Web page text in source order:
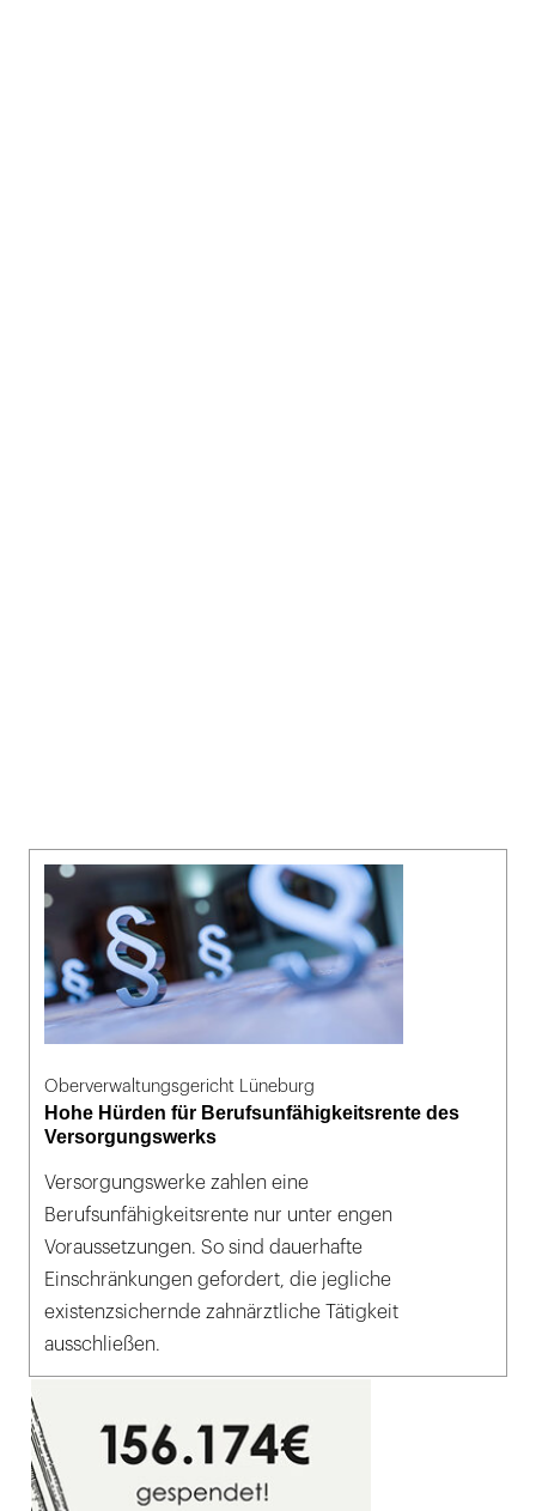
Oberverwaltungsgericht Lüneburg
Hohe Hürden für Berufsunfähigkeitsrente des
Versorgungswerks
Versorgungswerke zahlen eine
Berufsunfähigkeitsrente nur unter engen
Voraussetzungen. So sind dauerhafte
Einschränkungen gefordert, die jegliche
existenzsichernde zahnärztliche Tätigkeit
ausschließen.